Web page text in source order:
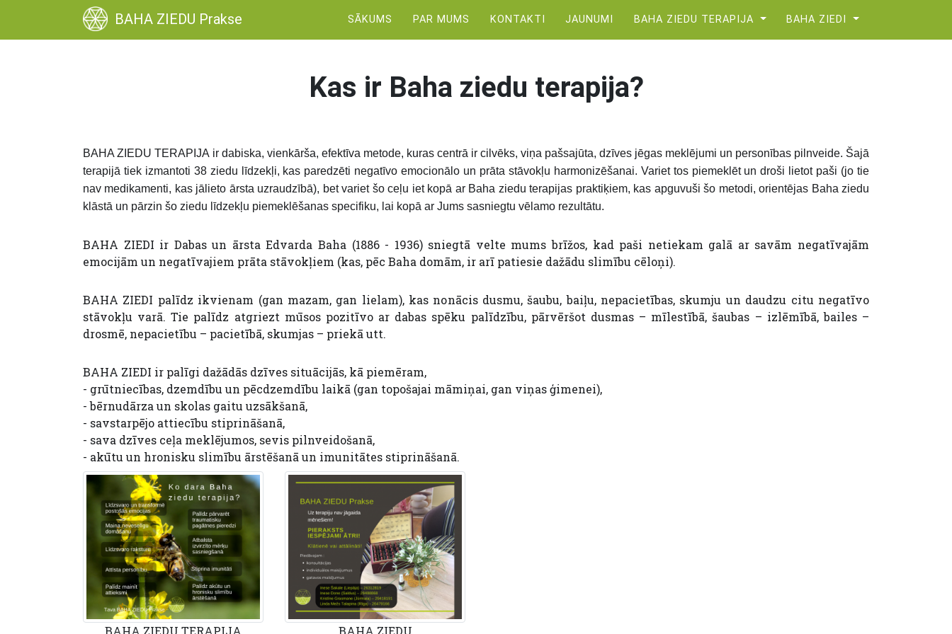
BAHA ZIEDU Prakse SĀKUMS PAR MUMS KONTAKTI JAUNUMI BAHA ZIEDU TERAPIJA BAHA ZIEDI
Kas ir Baha ziedu terapija?
BAHA ZIEDU TERAPIJA ir dabiska, vienkārša, efektīva metode, kuras centrā ir cilvēks, viņa pašsajūta, dzīves jēgas meklējumi un personības pilnveide. Šajā
terapijā tiek izmantoti 38 ziedu līdzekļi, kas paredzēti negatīvo emocionālo un prāta stāvokļu harmonizēšanai. Variet tos piemeklēt un droši lietot paši (jo tie
nav medikamenti, kas jālieto ārsta uzraudzībā), bet variet šo ceļu iet kopā ar Baha ziedu terapijas praktiķiem, kas apguvuši šo metodi, orientējas Baha ziedu
klāstā un pārzin šo ziedu līdzekļu piemeklēšanas specifiku, lai kopā ar Jums sasniegtu vēlamo rezultātu.
BAHA ZIEDI ir Dabas un ārsta Edvarda Baha (1886 - 1936) sniegtā velte mums brīžos, kad paši netiekam galā ar savām negatīvajām
emocijām un negatīvajiem prāta stāvokļiem (kas, pēc Baha domām, ir arī patiesie dažādu slimību cēloņi).
BAHA ZIEDI palīdz ikvienam (gan mazam, gan lielam), kas nonācis dusmu, šaubu, baiļu, nepacietības, skumju un daudzu citu negatīvo
stāvokļu varā. Tie palīdz atgriezt mūsos pozitīvo ar dabas spēku palīdzību, pārvēršot dusmas – mīlestībā, šaubas – izlēmībā, bailes –
drosmē, nepacietību – pacietībā, skumjas – priekā utt.
BAHA ZIEDI ir palīgi dažādās dzīves situācijās, kā piemēram,
- grūtniecības, dzemdību un pēcdzemdību laikā (gan topošajai māmiņai, gan viņas ģimenei),
- bērnudārza un skolas gaitu uzsākšanā,
- savstarpējo attiecību stiprināšanā,
- sava dzīves ceļa meklējumos, sevis pilnveidošanā,
- akūtu un hronisku slimību ārstēšanā un imunitātes stiprināšanā.
BAHA ZIEDU TERAPIJA BAHA ZIEDU